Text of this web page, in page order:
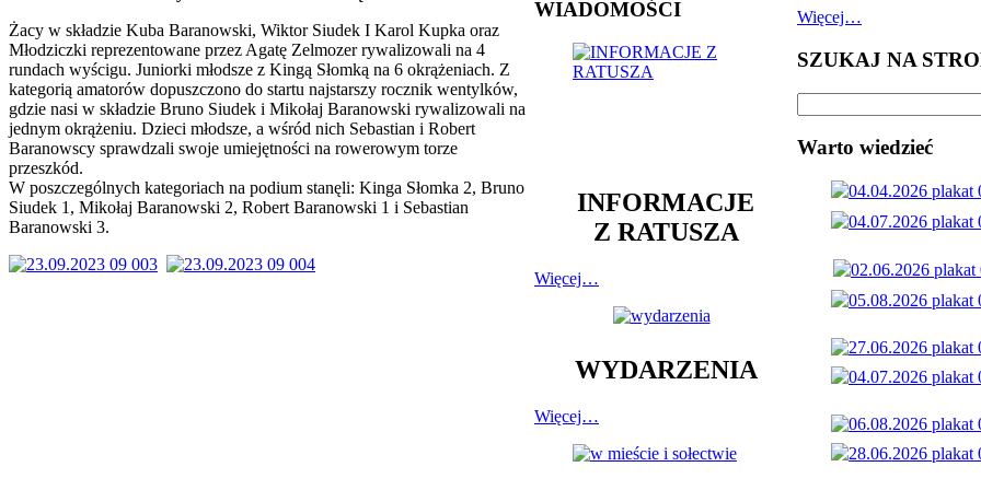
Żacy w składzie Kuba Baranowski, Wiktor Siudek I Karol Kupka oraz
Młodziczki reprezentowane przez Agatę Zelmozer rywalizowali na 4
rundach wyścigu. Juniorki młodsze z Kingą Słomką na 6 okrążeniach. Z
kategorią amatorów dopuszczono do startu najstarszy rocznik wentylków,
gdzie nasi w składzie Bruno Siudek i Mikołaj Baranowski rywalizowali na
jednym okrążeniu. Dzieci młodsze, a wśród nich Sebastian i Robert
Baranowscy sprawdzali swoje umiejętności na rowerowym torze
przeszkód.
W poszczególnych kategoriach na podium stanęli: Kinga Słomka 2, Bruno
Siudek 1, Mikołaj Baranowski 2, Robert Baranowski 1 i Sebastian
Baranowski 3.
WIADOMOŚCI
INFORMACJE
Z RATUSZA
Więcej…
WYDARZENIA
Więcej…
Więcej…
SZUKAJ NA
Warto wiedzieć